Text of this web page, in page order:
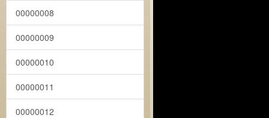
00000008
00000009
00000010
00000011
00000012